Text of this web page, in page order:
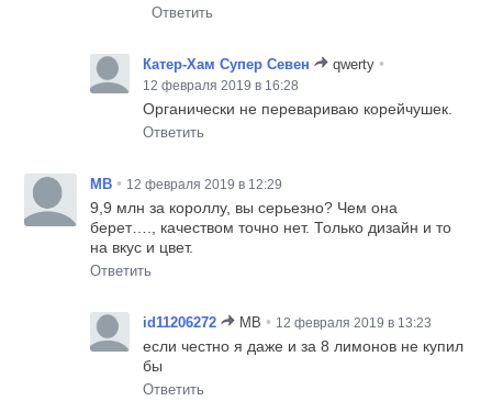
Ответить
Катер-Хам Супер Севен qwerty •
12 февраля 2019 в 16:28
Органически не перевариваю корейчушек.
Ответить
MB • 12 февраля 2019 в 12:29
9,9 млн за короллу, вы серьезно? Чем она
берет…., качеством точно нет. Только дизайн и то
на вкус и цвет.
Ответить
id11206272 MB • 12 февраля 2019 в 13:23
если честно я даже и за 8 лимонов не купил
бы
Ответить